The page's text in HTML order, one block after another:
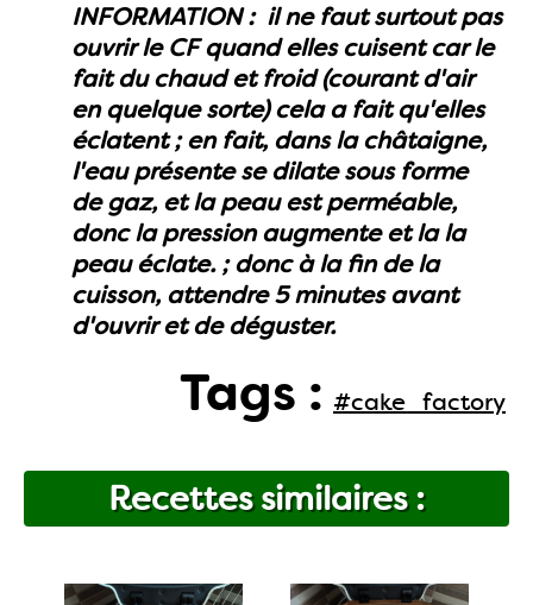
INFORMATION : il ne faut surtout pas
ouvrir le CF quand elles cuisent car le
fait du chaud et froid (courant d'air
en quelque sorte) cela a fait qu'elles
éclatent ; en fait, dans la châtaigne,
l'eau présente se dilate sous forme
de gaz, et la peau est perméable,
donc la pression augmente et la la
peau éclate. ; donc à la fin de la
cuisson, attendre 5 minutes avant
d'ouvrir et de déguster.
Tags : #cake_factory
Recettes similaires :